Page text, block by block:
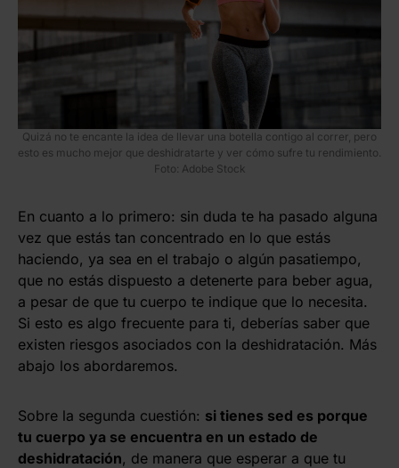
Quizá no te encante la idea de llevar una botella contigo al correr, pero
esto es mucho mejor que deshidratarte y ver cómo sufre tu rendimiento.
Foto: Adobe Stock
En cuanto a lo primero: sin duda te ha pasado alguna
vez que estás tan concentrado en lo que estás
haciendo, ya sea en el trabajo o algún pasatiempo,
que no estás dispuesto a detenerte para beber agua,
a pesar de que tu cuerpo te indique que lo necesita.
Si esto es algo frecuente para ti, deberías saber que
existen riesgos asociados con la deshidratación. Más
abajo los abordaremos.
Sobre la segunda cuestión: si tienes sed es porque
tu cuerpo ya se encuentra en un estado de
deshidratación, de manera que esperar a que tu